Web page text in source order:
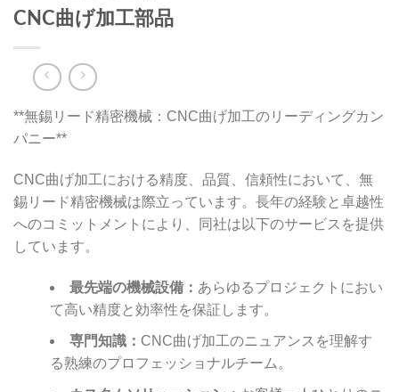
CNC曲げ加工部品
**無錫リード精密機械：CNC曲げ加工のリーディングカン
パニー**
CNC曲げ加工における精度、品質、信頼性において、無
錫リード精密機械は際立っています。長年の経験と卓越性
へのコミットメントにより、同社は以下のサービスを提供
しています。
最先端の機械設備： あらゆるプロジェクトにおい
て高い精度と効率性を保証します。
専門知識： CNC曲げ加工のニュアンスを理解す
る熟練のプロフェッショナルチーム。